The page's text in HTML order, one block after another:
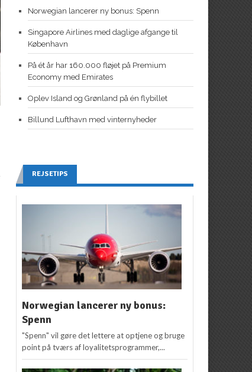
Norwegian lancerer ny bonus: Spenn
Singapore Airlines med daglige afgange til
København
På ét år har 160.000 fløjet på Premium
Economy med Emirates
Oplev Island og Grønland på én flybillet
Billund Lufthavn med vinternyheder
REJSETIPS
Norwegian lancerer ny bonus:
Spenn
"Spenn" vil gøre det lettere at optjene og bruge
point på tværs af loyalitetsprogrammer,...